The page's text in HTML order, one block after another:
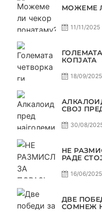
МОЖЕМЕ
11/11/2025
КОПЈАТА
18/09/2025
СВОЈ
30/08/
НЕ
РАДЕ
16/06/2025
ДВЕ
СОМНЕЖ